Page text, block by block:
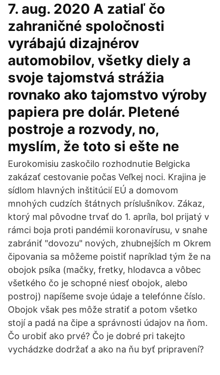
7. aug. 2020 A zatiaľ čo
zahraničné spoločnosti
vyrábajú dizajnérov
automobilov, všetky diely a
svoje tajomstvá strážia
rovnako ako tajomstvo výroby
papiera pre dolár. Pletené
postroje a rozvody, no,
myslím, že toto si ešte ne
Eurokomisiu zaskočilo rozhodnutie Belgicka
zakázať cestovanie počas Veľkej noci. Krajina je
sídlom hlavných inštitúcií EÚ a domovom
mnohých cudzích štátnych príslušníkov. Zákaz,
ktorý mal pôvodne trvať do 1. apríla, bol prijatý v
rámci boja proti pandémii koronavírusu, v snahe
zabrániť "dovozu" nových, zhubnejších m Okrem
čipovania sa môžeme poistiť napríklad tým že na
obojok psíka (mačky, fretky, hlodavca a vôbec
všetkého čo je schopné niesť obojok, alebo
postroj) napíšeme svoje údaje a telefónne číslo.
Obojok však pes môže stratiť a potom všetko
stojí a padá na čipe a správnosti údajov na ňom.
Čo urobiť ako prvé? Čo je dobré pri takejto
vychádzke dodržať a ako na ňu byť pripravení?